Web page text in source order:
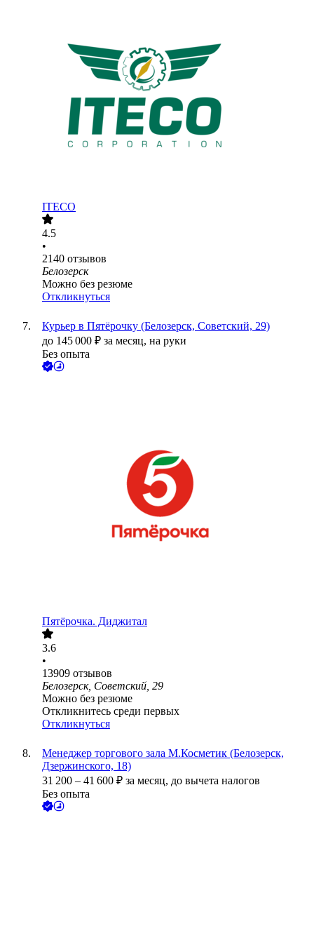
ITECO
4.5
•
2140 отзывов
Белозерск
Можно без резюме
Откликнуться
Курьер в Пятёрочку (Белозерск, Советский, 29)
до 145 000 ₽ за месяц, на руки
Без опыта
Пятёрочка. Диджитал
3.6
•
13909 отзывов
Белозерск, Советский, 29
Можно без резюме
Откликнитесь среди первых
Откликнуться
Менеджер торгового зала М.Косметик (Белозерск,
Дзержинского, 18)
31 200 – 41 600 ₽ за месяц, до вычета налогов
Без опыта